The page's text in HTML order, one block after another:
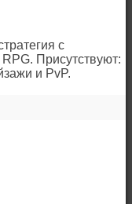
с
Присутствуют:
и PvP.